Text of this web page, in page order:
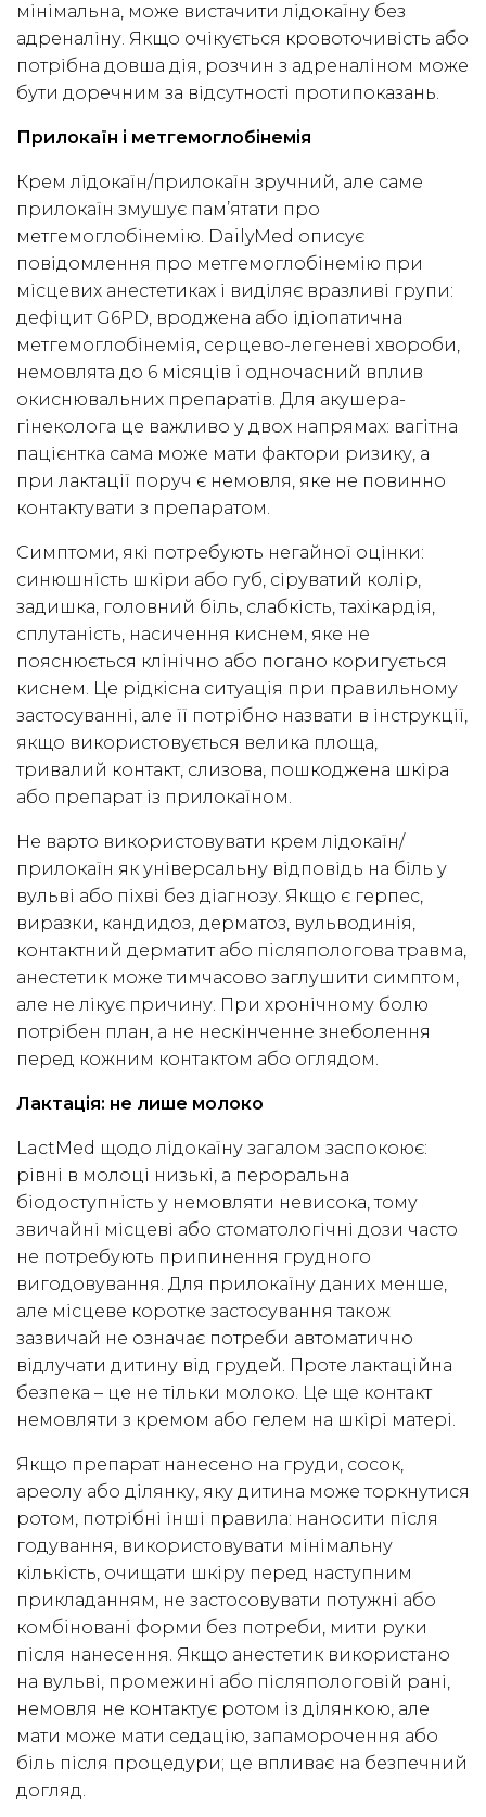
мінімальна, може вистачити лідокаїну без
адреналіну. Якщо очікується кровоточивість або
потрібна довша дія, розчин з адреналіном може
бути доречним за відсутності протипоказань.
Прилокаїн і метгемоглобінемія
Крем лідокаїн/прилокаїн зручний, але саме
прилокаїн змушує пам’ятати про
метгемоглобінемію. DailyMed описує
повідомлення про метгемоглобінемію при
місцевих анестетиках і виділяє вразливі групи:
дефіцит G6PD, вроджена або ідіопатична
метгемоглобінемія, серцево-легеневі хвороби,
немовлята до 6 місяців і одночасний вплив
окиснювальних препаратів. Для акушера-
гінеколога це важливо у двох напрямах: вагітна
пацієнтка сама може мати фактори ризику, а
при лактації поруч є немовля, яке не повинно
контактувати з препаратом.
Симптоми, які потребують негайної оцінки:
синюшність шкіри або губ, сіруватий колір,
задишка, головний біль, слабкість, тахікардія,
сплутаність, насичення киснем, яке не
пояснюється клінічно або погано коригується
киснем. Це рідкісна ситуація при правильному
застосуванні, але її потрібно назвати в інструкції,
якщо використовується велика площа,
тривалий контакт, слизова, пошкоджена шкіра
або препарат із прилокаїном.
Не варто використовувати крем лідокаїн/
прилокаїн як універсальну відповідь на біль у
вульві або піхві без діагнозу. Якщо є герпес,
виразки, кандидоз, дерматоз, вульводинія,
контактний дерматит або післяпологова травма,
анестетик може тимчасово заглушити симптом,
але не лікує причину. При хронічному болю
потрібен план, а не нескінченне знеболення
перед кожним контактом або оглядом.
Лактація: не лише молоко
LactMed щодо лідокаїну загалом заспокоює:
рівні в молоці низькі, а пероральна
біодоступність у немовляти невисока, тому
звичайні місцеві або стоматологічні дози часто
не потребують припинення грудного
вигодовування. Для прилокаїну даних менше,
але місцеве коротке застосування також
зазвичай не означає потреби автоматично
відлучати дитину від грудей. Проте лактаційна
безпека – це не тільки молоко. Це ще контакт
немовляти з кремом або гелем на шкірі матері.
Якщо препарат нанесено на груди, сосок,
ареолу або ділянку, яку дитина може торкнутися
ротом, потрібні інші правила: наносити після
годування, використовувати мінімальну
кількість, очищати шкіру перед наступним
прикладанням, не застосовувати потужні або
комбіновані форми без потреби, мити руки
після нанесення. Якщо анестетик використано
на вульві, промежині або післяпологовій рані,
немовля не контактує ротом із ділянкою, але
мати може мати седацію, запаморочення або
біль після процедури; це впливає на безпечний
догляд.